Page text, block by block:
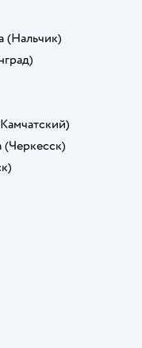
(Нальчик)
(Черкесск)